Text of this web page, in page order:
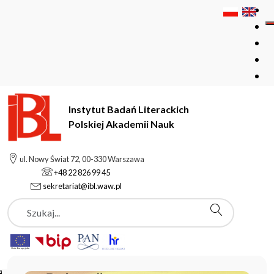
Instytut Badań Literackich
Polskiej Akademii Nauk
ul. Nowy Świat 72, 00-330 Warszawa
+48 22 826 99 45
sekretariat@ibl.waw.pl
Szukaj
Instytut Badań Literackich Polskiej Akademii Nauk
Aktualności